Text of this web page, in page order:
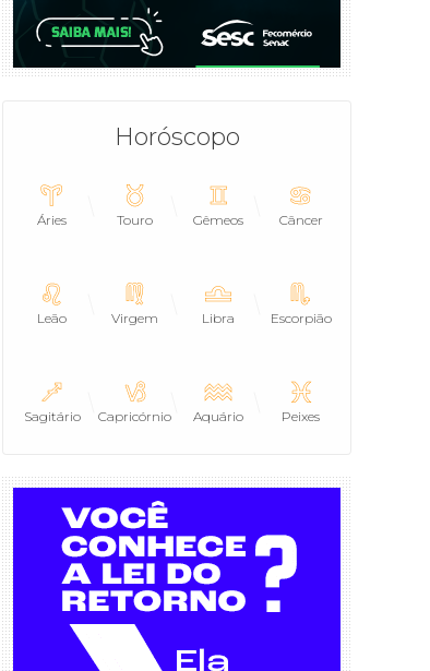
Horóscopo
Áries Touro Gêmeos Câncer
Leão Virgem Libra Escorpião
Sagitário Capricórnio Aquário Peixes